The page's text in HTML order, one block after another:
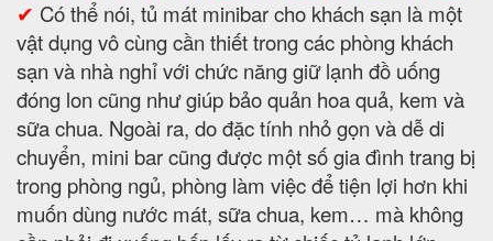
✔ Có thể nói, tủ mát minibar cho khách sạn là một
vật dụng vô cùng cần thiết trong các phòng khách
sạn và nhà nghỉ với chức năng giữ lạnh đồ uống
đóng lon cũng như giúp bảo quản hoa quả, kem và
sữa chua. Ngoài ra, do đặc tính nhỏ gọn và dễ di
chuyển, mini bar cũng được một số gia đình trang bị
trong phòng ngủ, phòng làm việc để tiện lợi hơn khi
muốn dùng nước mát, sữa chua, kem… mà không